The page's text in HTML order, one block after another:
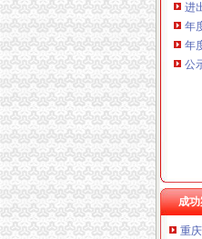
本站导航
进
年
年
公
成
重
重
重
重